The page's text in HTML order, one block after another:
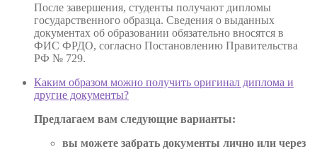
После завершения, студенты получают дипломы
государственного образца. Сведения о выданных
документах об образовании обязательно вносятся в
ФИС ФРДО, согласно Постановлению Правительства
РФ № 729.
Каким образом можно получить оригинал диплома и
другие документы?
Предлагаем вам следующие варианты:
вы можете забрать документы лично или через